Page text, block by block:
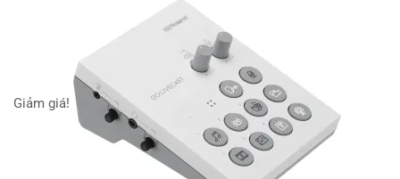
Giảm giá!